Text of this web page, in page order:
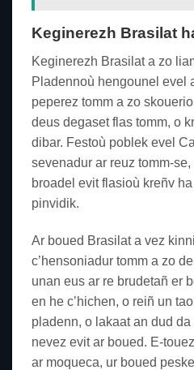
Keginerezh Brasilat
Keginerezh Brasilat a zo
Pladennoù hengounel evel
peperez tomm a zo
deus degaset flas tomm, o
dibar. Festoù poblek evel
sevenadur ar reuz tomm-
broadel evit flasioù kreñv
pinvidik.
Ar boued Brasilat a vez
c’hensoniadur tomm a zo
unan eus ar re brudetañ er
en he c’hichen, o reiñ un
pladenn, o lakaat an dud
nevez evit ar boued. E-
ar moqueca, ur boued